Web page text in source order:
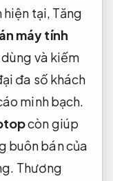
tại, Tăng
máy tính
và kiếm
đa số khách
minh bạch.
còn giúp
buôn bán của
Thương